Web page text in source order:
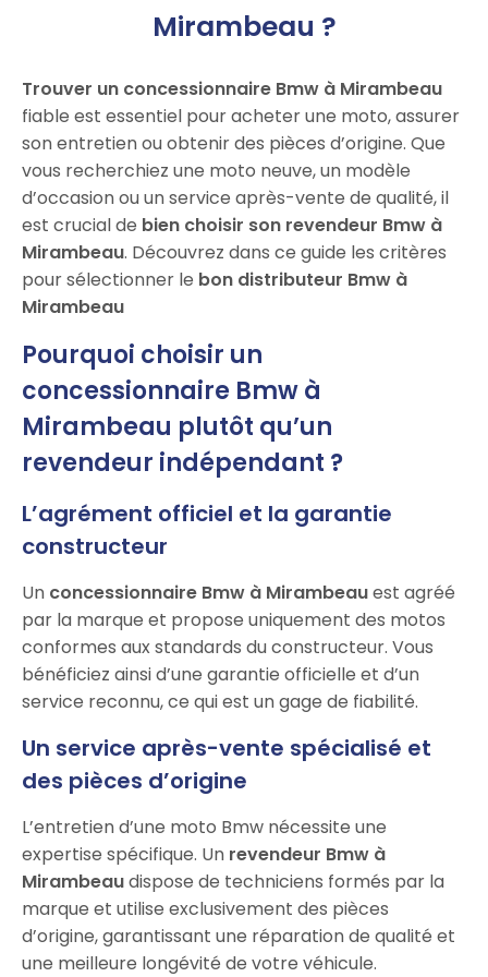
Mirambeau ?
Trouver un concessionnaire Bmw à Mirambeau
fiable est essentiel pour acheter une moto, assurer
son entretien ou obtenir des pièces d’origine. Que
vous recherchiez une moto neuve, un modèle
d’occasion ou un service après-vente de qualité, il
est crucial de bien choisir son revendeur Bmw à
Mirambeau. Découvrez dans ce guide les critères
pour sélectionner le bon distributeur Bmw à
Mirambeau
Pourquoi choisir un
concessionnaire Bmw à
Mirambeau plutôt qu’un
revendeur indépendant ?
L’agrément officiel et la garantie
constructeur
Un concessionnaire Bmw à Mirambeauest agréé
par la marque et propose uniquement des motos
conformes aux standards du constructeur. Vous
bénéficiez ainsi d’une garantie officielle et d’un
service reconnu, ce qui est un gage de fiabilité.
Un service après-vente spécialisé et
des pièces d’origine
L’entretien d’une moto Bmw nécessite une
expertise spécifique. Un revendeur Bmw à
Mirambeaudispose de techniciens formés par la
marque et utilise exclusivement des pièces
d’origine, garantissant une réparation de qualité et
une meilleure longévité de votre véhicule.